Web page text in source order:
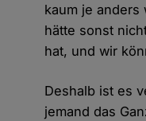
kaum je anders
hätte sonst
hat, und wir
Deshalb ist es
jemand das